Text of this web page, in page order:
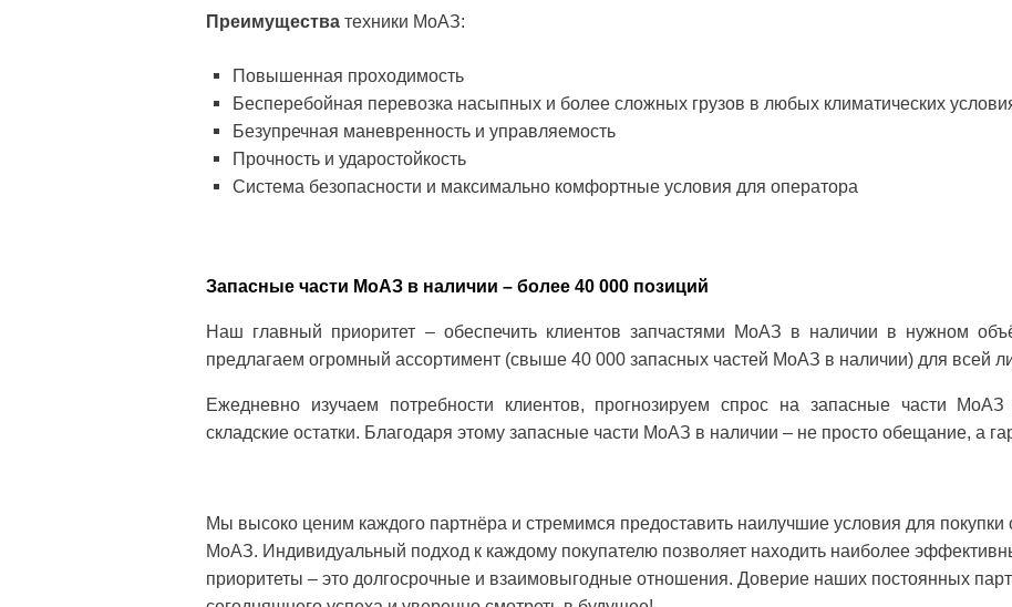
Преимущества техники МоАЗ:
Повышенная проходимость
Бесперебойная перевозка насыпных и более сложных грузов в любых климатических
Безупречная маневренность и управляемость
Прочность и ударостойкость
Система безопасности и максимально комфортные условия для оператора
Запасные части МоАЗ в наличии – более 40 000 позиций
Наш главный приоритет – обеспечить клиентов запчастями МоАЗ в наличии в нужном
предлагаем огромный ассортимент (свыше 40 000 запасных частей МоАЗ в наличии) для всей
Ежедневно изучаем потребности клиентов, прогнозируем спрос на запасные части
складские остатки. Благодаря этому запасные части МоАЗ в наличии – не просто обещание, а
Мы высоко ценим каждого партнёра и стремимся предоставить наилучшие условия для покупки
МоАЗ. Индивидуальный подход к каждому покупателю позволяет находить наиболее
приоритеты – это долгосрочные и взаимовыгодные отношения. Доверие наших постоянных